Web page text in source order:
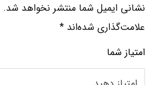
نشانی ایمیل شما منتشر نخواهد شد.
علامت‌گذاری شده‌اند *
امتیاز شما